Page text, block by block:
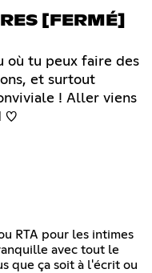
[FERMÉ]
où tu peux faire des
et surtout
! Aller viens
♡
RTA pour les intimes
avec tout le
que ça soit à l'écrit ou